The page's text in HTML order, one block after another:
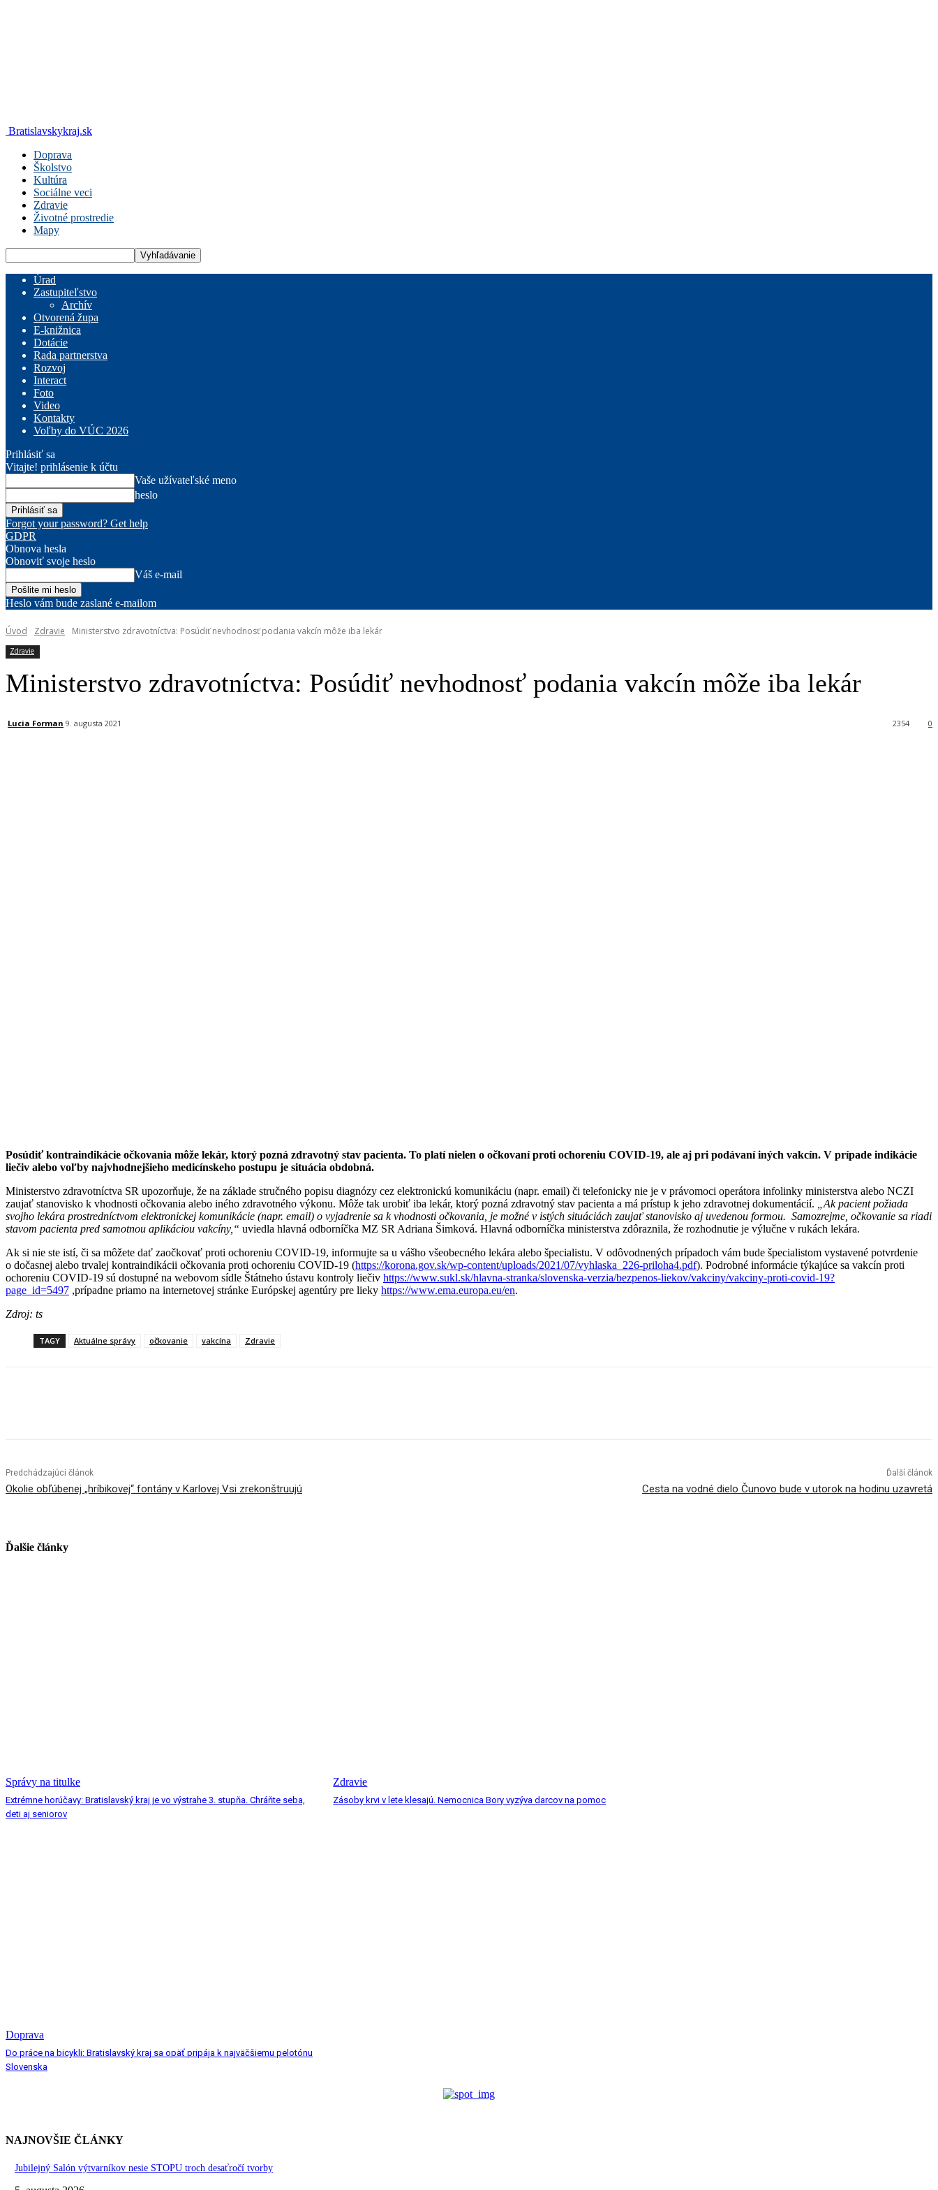
Bratislavskykraj.sk
Doprava
Školstvo
Kultúra
Sociálne veci
Zdravie
Životné prostredie
Mapy
Úrad
Zastupiteľstvo
Archív
Otvorená župa
E-knižnica
Dotácie
Rada partnerstva
Rozvoj
Interact
Foto
Video
Kontakty
Voľby do VÚC 2026
Prihlásiť sa
Vitajte! prihlásenie k účtu
Vaše užívateľské meno
heslo
Forgot your password? Get help
GDPR
Obnova hesla
Obnoviť svoje heslo
Váš e-mail
Heslo vám bude zaslané e-mailom
Úvod Zdravie Ministerstvo zdravotníctva: Posúdiť nevhodnosť podania vakcín môže iba lekár
Zdravie
Ministerstvo zdravotníctva: Posúdiť nevhodnosť podania vakcín môže iba lekár
Lucia Forman 9. augusta 2021 0
2354
Posúdiť kontraindikácie očkovania môže lekár, ktorý pozná zdravotný stav pacienta. To platí nielen o očkovaní proti ochoreniu COVID-19, ale aj pri podávaní iných vakcín. V prípade indikácie
liečiv alebo voľby najvhodnejšieho medicínskeho postupu je situácia obdobná.
Ministerstvo zdravotníctva SR upozorňuje, že na základe stručného popisu diagnózy cez elektronickú komunikáciu (napr. email) či telefonicky nie je v právomoci operátora infolinky ministerstva alebo NCZI
zaujať stanovisko k vhodnosti očkovania alebo iného zdravotného výkonu. Môže tak urobiť iba lekár, ktorý pozná zdravotný stav pacienta a má prístup k jeho zdravotnej dokumentácií.
„Ak pacient požiada
svojho lekára prostredníctvom elektronickej komunikácie (napr. email) o vyjadrenie sa k vhodnosti očkovania, je možné v istých situáciách zaujať stanovisko aj uvedenou formou. Samozrejme, očkovanie sa riadi
stavom pacienta pred samotnou aplikáciou vakcíny,“ uviedla hlavná odborníčka MZ SR Adriana Šimková. Hlavná odborníčka ministerstva zdôraznila, že rozhodnutie je výlučne v rukách lekára.
Ak si nie ste istí, či sa môžete dať zaočkovať proti ochoreniu COVID-19, informujte sa u vášho všeobecného lekára alebo špecialistu. V odôvodnených prípadoch vám bude špecialistom vystavené potvrdenie
o dočasnej alebo trvalej kontraindikácii očkovania proti ochoreniu COVID-19 (https://korona.gov.sk/wp-content/uploads/2021/07/vyhlaska_226-priloha4.pdf). Podrobné informácie týkajúce sa vakcín proti
ochoreniu COVID-19 sú dostupné na webovom sídle Štátneho ústavu kontroly liečiv https://www.sukl.sk/hlavna-stranka/slovenska-verzia/bezpenos-liekov/vakciny/vakciny-proti-covid-19?
page_id=5497 ,prípadne priamo na internetovej stránke Európskej agentúry pre lieky https://www.ema.europa.eu/en.
Zdroj: ts
TAGY Aktuálne správy očkovanie vakcína Zdravie
Predchádzajúci článok
Okolie obľúbenej „hríbikovej“ fontány v Karlovej Vsi zrekonštruujú
Ďalší článok
Cesta na vodné dielo Čunovo bude v utorok na hodinu uzavretá
Ďalšie články
Správy na titulke
Extrémne horúčavy: Bratislavský kraj je vo výstrahe 3. stupňa. Chráňte seba,
deti aj seniorov
Zdravie
Zásoby krvi v lete klesajú. Nemocnica Bory vyzýva darcov na pomoc
Doprava
Do práce na bicykli: Bratislavský kraj sa opäť pripája k najväčšiemu pelotónu
Slovenska
NAJNOVŠIE ČLÁNKY
Jubilejný Salón výtvarníkov nesie STOPU troch desaťročí tvorby